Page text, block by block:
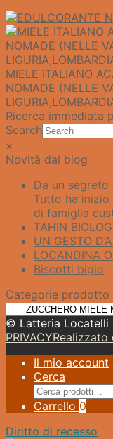
MIELE ITALIANO
NOMADE (NELLE
Ricerca immediata
Search
×
Novità dal blog
Da un
Tutto ha
di famiglia
TAHIN
UN GESTO
LOCANDINA
Biscotti bigio
Categorie prodotto
© Latteria Locatelli
PRIVACYRealizzato
Il mio account
Cerca
Cerca:
Carrello 0
Diritto di recesso